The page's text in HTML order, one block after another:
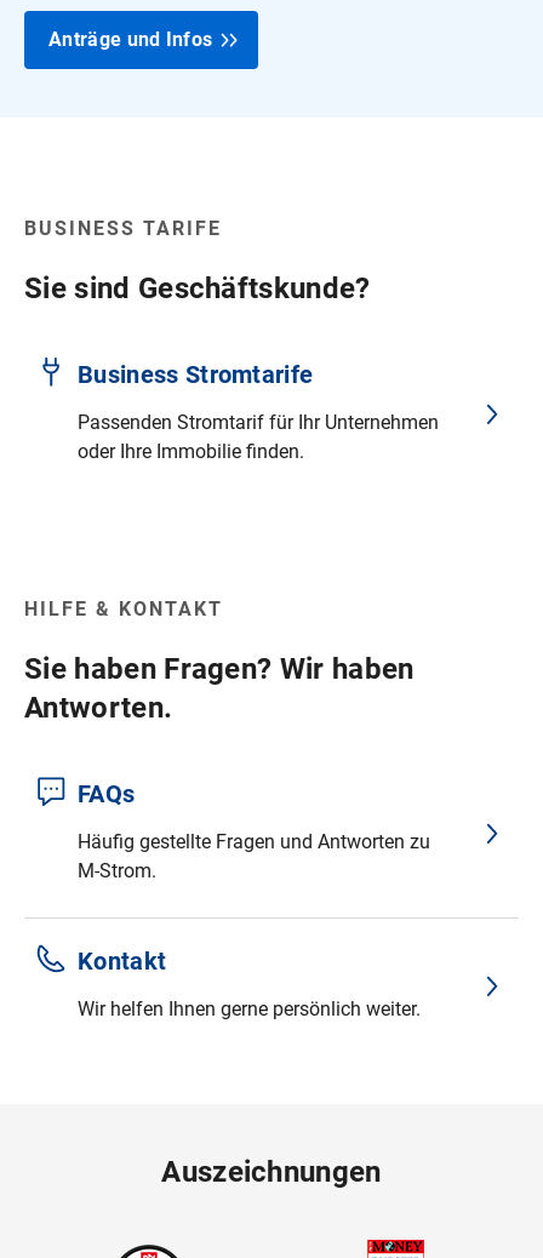
Anträge und Infos
BUSINESS TARIFE
Sie sind Geschäftskunde?
Business Stromtarife
Passenden Stromtarif für Ihr Unternehmen
oder Ihre Immobilie finden.
HILFE & KONTAKT
Sie haben Fragen? Wir haben
Antworten.
FAQs
Häufig gestellte Fragen und Antworten zu
M‑Strom.
Kontakt
Wir helfen Ihnen gerne persönlich weiter.
Auszeichnungen